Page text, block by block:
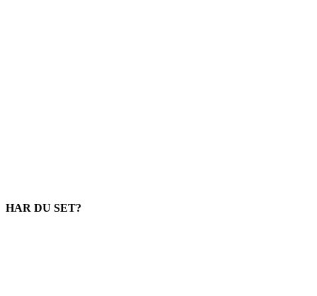
HAR DU SET?